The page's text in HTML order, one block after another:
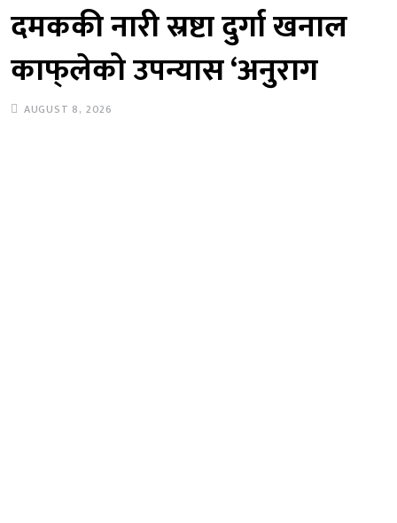
दमककी नारी स्रष्टा दुर्गा खनाल
काफ्‌लेको उपन्यास ‘अनुराग
AUGUST 8, 2026